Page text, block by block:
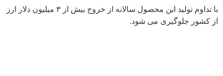
با تداوم تولید این محصول سالانه از خروج بیش از ۳ میلیون دلار ارز
از کشور جلوگیری می شود.